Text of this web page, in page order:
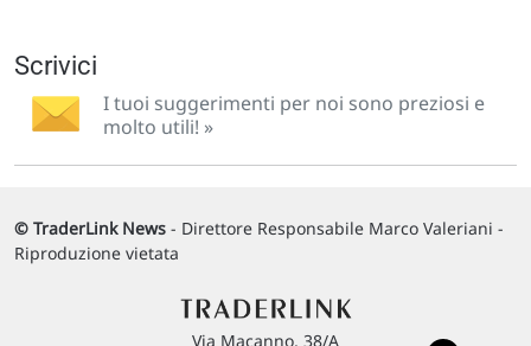
Scrivici
I tuoi suggerimenti per noi sono preziosi e
molto utili! »
© TraderLink News - Direttore Responsabile Marco Valeriani -
Riproduzione vietata
Via Macanno, 38/A